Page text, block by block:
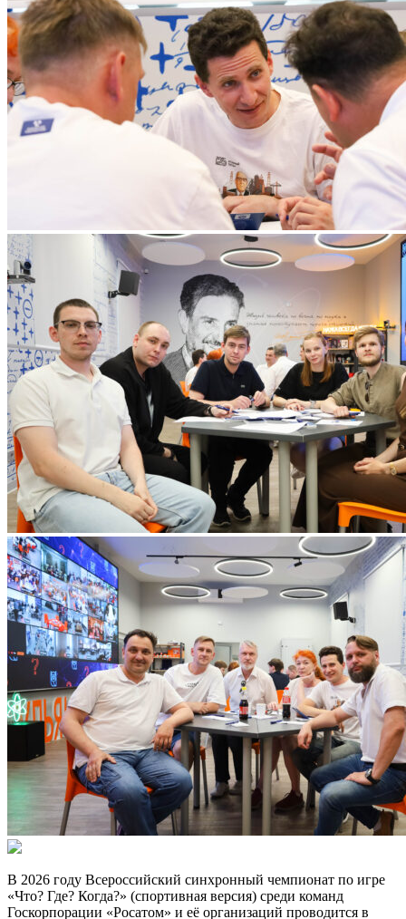
В 2026 году Всероссийский синхронный чемпионат по игре
«Что? Где? Когда?» (спортивная версия) среди команд
Госкорпорации «Росатом» и её организаций проводится в